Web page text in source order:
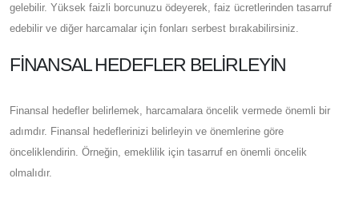
gelebilir. Yüksek faizli borcunuzu ödeyerek, faiz ücretlerinden tasarruf
edebilir ve diğer harcamalar için fonları serbest bırakabilirsiniz.
FINANSAL HEDEFLER BELIRLEYIN
Finansal hedefler belirlemek, harcamalara öncelik vermede önemli bir
adımdır. Finansal hedeflerinizi belirleyin ve önemlerine göre
önceliklendirin. Örneğin, emeklilik için tasarruf en önemli öncelik
olmalıdır.